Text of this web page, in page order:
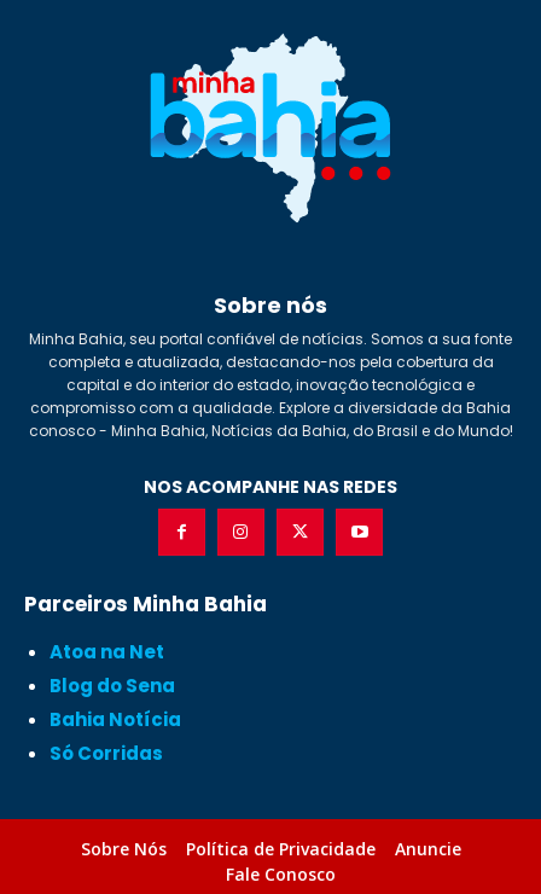
Sobre nós
Minha Bahia, seu portal confiável de notícias. Somos a sua fonte
completa e atualizada, destacando-nos pela cobertura da
capital e do interior do estado, inovação tecnológica e
compromisso com a qualidade. Explore a diversidade da Bahia
conosco - Minha Bahia, Notícias da Bahia, do Brasil e do Mundo!
NOS ACOMPANHE NAS REDES
Parceiros Minha Bahia
Atoa na Net
Blog do Sena
Bahia Notícia
Só Corridas
Sobre Nós Política de Privacidade
Anuncie
Fale Conosco